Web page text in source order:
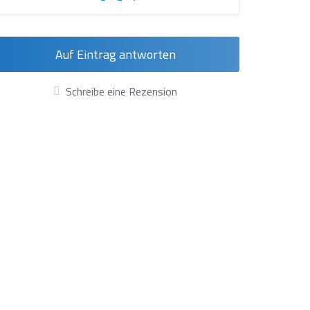
Auf Eintrag antworten
Schreibe eine Rezension